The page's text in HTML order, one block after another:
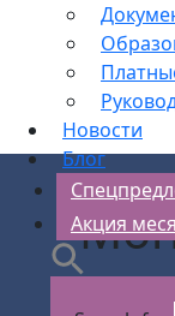
Новости
Блог
Акция